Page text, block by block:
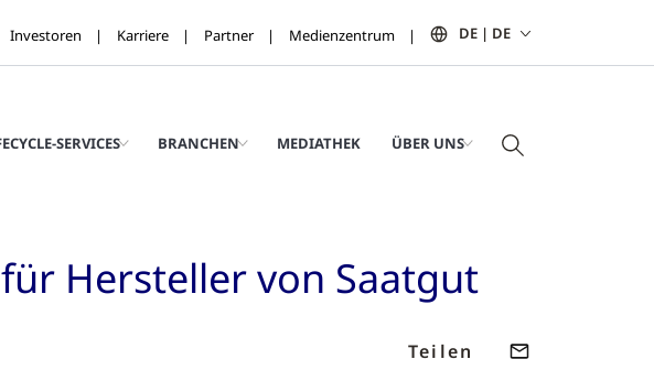
Investoren Karriere Partner Medienzentrum DE | DE
SERVICES BRANCHEN MEDIATHEK ÜBER UNS
Hersteller von Saatgut
Teilen